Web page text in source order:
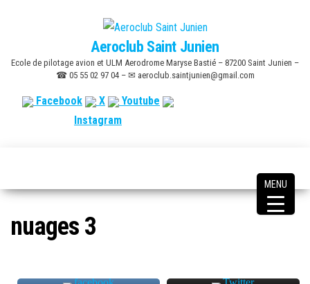
content
Aeroclub Saint Junien
Ecole de pilotage avion et ULM Aerodrome Maryse Bastié – 87200 Saint Junien –
☎ 05 55 02 97 04 – ✉ aeroclub.saintjunien@gmail.com
Facebook X
Youtube
Instagram
nuages 3
MENU